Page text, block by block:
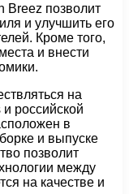
Breez позволит
и улучшить его
Кроме того,
и внести
на
российской
в
и выпуске
позволит
между
на качестве и